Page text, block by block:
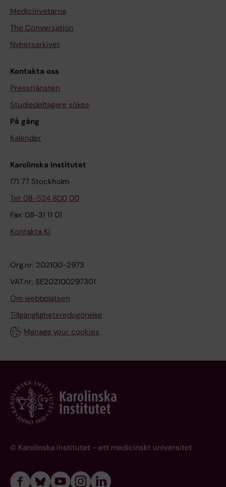
Medicinvetarna
The Conversation
Nyhetsarkivet
Kontakta oss
Presstjänsten
Studiedeltagare sökes
På gång
Kalender
Karolinska Institutet
171 77 Stockholm
Tel: 08-524 800 00
Fax: 08-31 11 01
Kontakta KI
Org.nr: 202100-2973
VAT.nr: SE202100297301
Om webbplatsen
Tillgänglighetsredogörelse
Manage your cookies
© Karolinska Institutet - ett medicinskt universitet